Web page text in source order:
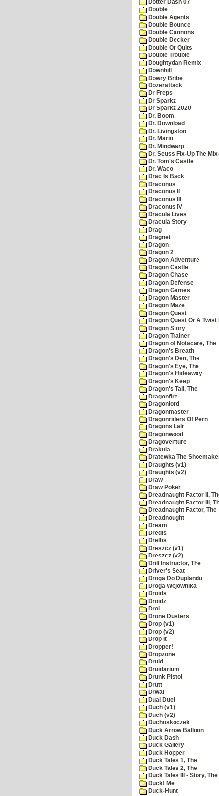
Dotter Dash 07
Double
Double Agents
Double Bounce
Double Cannons
Double Decker
Double Or Quits
Double Trouble
Doughtydan Remix
Downhill
Dowry Bribe
Dozerattack
Dr Freps
Dr Sparkz
Dr Sparkz 2020
Dr. Boom!
Dr. Download
Dr. Livingston
Dr. Mario
Dr. Mindwarp
Dr. Seuss Fix-Up The
Dr. Tom's Castle
Dr. Waco
Drac Is Back
Draconus
Draconus II
Draconus III
Draconus IV
Dracula Lives
Dracula Story
Drag
Dragnet
Dragon
Dragon 2
Dragon Adventure
Dragon Castle
Dragon Chase
Dragon Defense
Dragon Games
Dragon Master
Dragon Maze
Dragon Quest
Dragon Quest Or A Twist
Dragon Story
Dragon Trainer
Dragon of Notacare, The
Dragon's Breath
Dragon's Den, The
Dragon's Eye, The
Dragon's Hideaway
Dragon's Keep
Dragon's Tail, The
Dragonfire
Dragonlord
Dragonmaster
Dragonriders Of Pern
Dragons Lair
Dragonwood
Dragoventure
Drakula
Dratewka The
Draughts (v1)
Draughts (v2)
Draw
Draw Poker
Dreadnaught Factor II,
Dreadnaught Factor III,
Dreadnaught Factor, The
Dreadnought
Dream
Dredis
Drelbs
Dreszcz (v1)
Dreszcz (v2)
Drill Instructor, The
Driver's Seat
Droga Do Duplandu
Droga Wojownika
Droids
Droidz
Drol
Drone Dusters
Drop (v1)
Drop (v2)
Drop It
Dropper!
Dropzone
Druid
Druidarium
Drunk Pistol
Drutt
Drwal
Dual Duel
Duch (v1)
Duch (v2)
Duchoskoczek
Duck Arrow Balloon
Duck Dash
Duck Gallery
Duck Hopper
Duck Tales 1, The
Duck Tales 2, The
Duck Tales III - Story, The
Duck! Me
Duck-Hunt